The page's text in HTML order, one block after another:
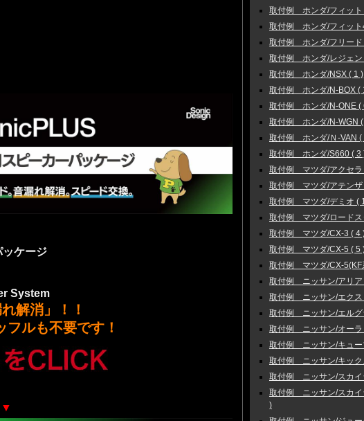
ッケージ
System
解消」！！
ルも不要です！
取付例 ホンダ/フィット
取付例 ホンダ/フィット
取付例 ホンダ/フリード
取付例 ホンダ/レジェン
取付例 ホンダ/NSX ( 1 )
取付例 ホンダ/N-BOX (
取付例 ホンダ/N-ONE (
取付例 ホンダ/N-WGN
取付例 ホンダ/Ｎ-VAN (
取付例 ホンダ/S660 ( 3
取付例 マツダ/アクセラ
取付例 マツダ/アテンザ
取付例 マツダ/デミオ (
取付例 マツダ/ロードス
取付例 マツダ/CX-3 ( 4
取付例 マツダ/CX-5 ( 5
取付例 マツダ/CX-5(KF
取付例 ニッサン/アリア
取付例 ニッサン/エクス
取付例 ニッサン/エルグ
取付例 ニッサン/オーラ
取付例 ニッサン/キュー
取付例 ニッサン/キック
取付例 ニッサン/スカイ
取付例 ニッサン/スカイ
)